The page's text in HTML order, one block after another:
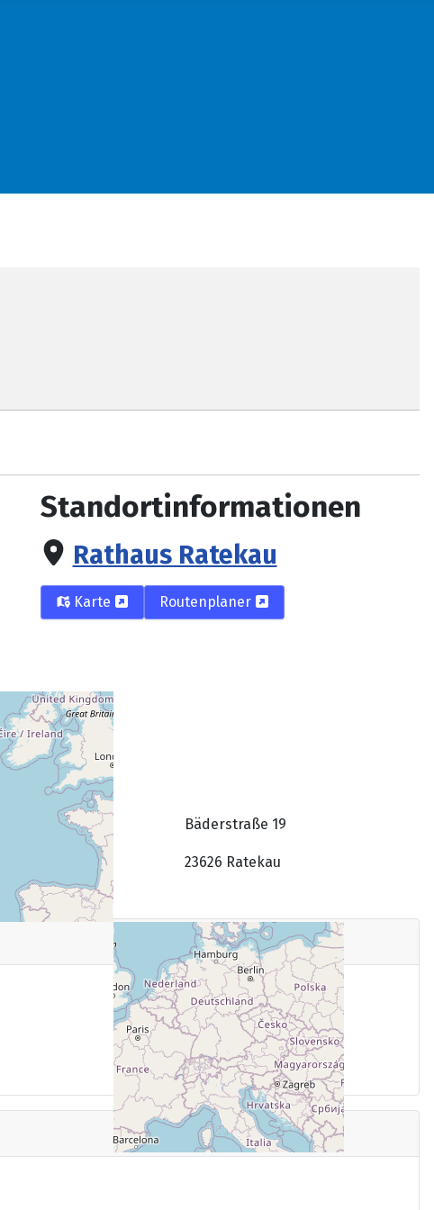
Standortinformationen
Rathaus Ratekau
Karte Routenplaner
Straße Bäderstraße 19
23626 Ratekau